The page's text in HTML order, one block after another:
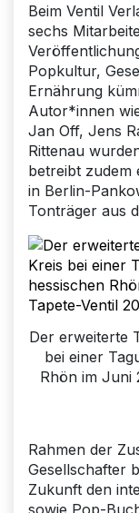
Beim Ventil
sechs
Popkultur,
Ernährung
Autor*innen
Jan Off, Jens
Rittenau
betreibt zudem
in Berlin-
Tonträger aus
Der erweiterte
bei einer
Rhön im Juni
Rahmen der
Gesellschafter
Zukunft den